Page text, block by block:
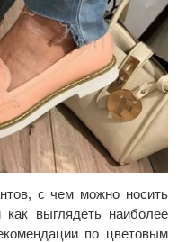
с чем можно носить
выглядеть наиболее
по цветовым